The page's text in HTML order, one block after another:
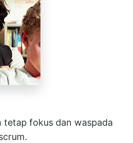
tetap fokus dan waspada